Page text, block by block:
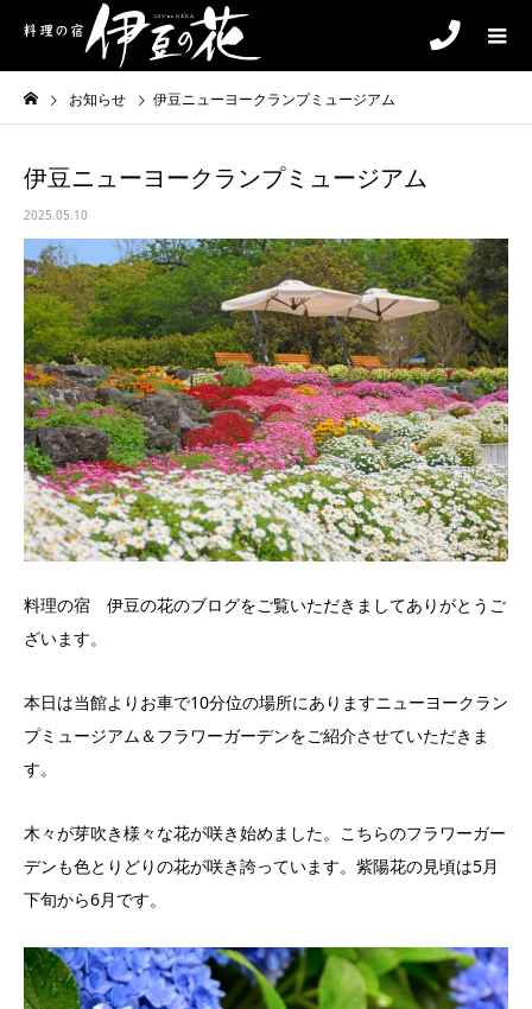
お知らせ 伊豆ニューヨークランプミュージアム
伊豆ニューヨークランプミュージアム
2025.05.10
料理の宿 伊豆の花のブログをご覧いただきましてありがとうご
ざいます。
本日は当館よりお車で10分位の場所にありますニューヨークラン
プミュージアム＆フラワーガーデンをご紹介させていただきま
す。
木々が芽吹き様々な花が咲き始めました。こちらのフラワーガー
デンも色とりどりの花が咲き誇っています。紫陽花の見頃は5月
下旬から6月です。